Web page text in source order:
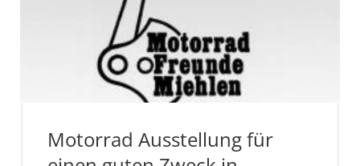
Motorrad Ausstellung für